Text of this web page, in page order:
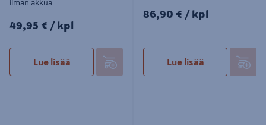
ilman akkua
49,95€/kpl
49,95 € / kpl
Lue lisää
86,90€/kpl
86,90 € / kpl
Lue lisää